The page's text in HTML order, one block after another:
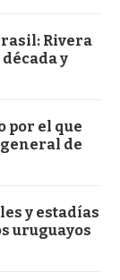
Rivera
y
por el que
de
y estadías
uruguayos